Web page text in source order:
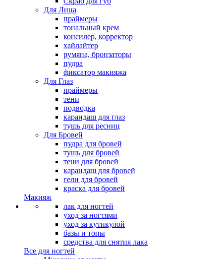
Для Лица
праймеры
тональный крем
консилер, корректор
хайлайтер
румяна, бронзаторы
пудра
фиксатор макияжа
Для Глаз
праймеры
тени
подводка
карандаш для глаз
тушь для ресниц
Для Бровей
пудра для бровей
тушь для бровей
тени для бровей
карандаш для бровей
гели для бровей
краска для бровей
Макияж
лак для ногтей
уход за ногтями
уход за кутикулой
базы и топы
средства для снятия лака
Все для ногтей